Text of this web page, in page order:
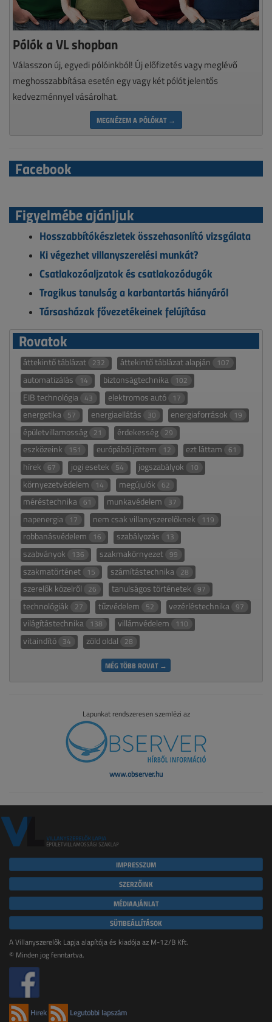
Pólók a VL shopban
Válasszon új, egyedi pólóinkból! Új előfizetés vagy meglévő
meghosszabbítása esetén egy vagy két pólót jelentős
kedvezménnyel vásárolhat.
MEGNÉZEM A PÓLÓKAT →
Facebook
Figyelmébe ajánljuk
Hosszabbítókészletek összehasonlító vizsgálata
Ki végezhet villanyszerelési munkát?
Csatlakozóaljzatok és csatlakozódugók
Tragikus tanulság a karbantartás hiányáról
Társasházak fővezetékeinek felújítása
Rovatok
áttekintő táblázat 232 áttekintő táblázat alapján 107
automatizálás 14 biztonságtechnika 102
EIB technológia 43 elektromos autó 17
energetika 57 energiaellátás 30 energiaforrások 19
épületvillamosság 21 érdekesség 29
eszközeink 151 európából jöttem 12 ezt láttam 61
hírek 67 jogi esetek 54 jogszabályok 10
környezetvédelem 14 megújulók 62
méréstechnika 61 munkavédelem 37
napenergia 17 nem csak villanyszerelőknek 119
robbanásvédelem 16 szabályozás 13
szabványok 136 szakmakörnyezet 99
szakmatörténet 15 számítástechnika 28
szerelők közelről 26 tanulságos történetek 97
technológiák 27 tűzvédelem 52 vezérléstechnika 97
világítástechnika 138 villámvédelem 110
vitaindító 34 zöld oldal 28
MÉG TÖBB ROVAT →
Lapunkat rendszeresen szemlézi az
www.observer.hu
IMPRESSZUM
SZERZŐINK
MÉDIAAJÁNLAT
SÜTIBEÁLLÍTÁSOK
A Villanyszerelők Lapja alapítója és kiadója az M-12/B Kft.
© Minden jog fenntartva.
Hírek Legutóbbi lapszám